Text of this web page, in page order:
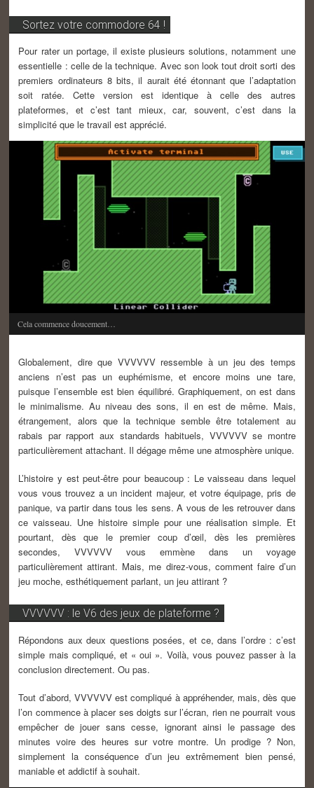
Sortez votre commodore 64 !
Pour rater un portage, il existe plusieurs solutions, notamment une
essentielle : celle de la technique. Avec son look tout droit sorti des
premiers ordinateurs 8 bits, il aurait été étonnant que l’adaptation
soit ratée. Cette version est identique à celle des autres
plateformes, et c’est tant mieux, car, souvent, c’est dans la
simplicité que le travail est apprécié.
Cela commence doucement…
Globalement, dire que VVVVVV ressemble à un jeu des temps
anciens n’est pas un euphémisme, et encore moins une tare,
puisque l’ensemble est bien équilibré. Graphiquement, on est dans
le minimalisme. Au niveau des sons, il en est de même. Mais,
étrangement, alors que la technique semble être totalement au
rabais par rapport aux standards habituels, VVVVVV se montre
particulièrement attachant. Il dégage même une atmosphère unique.
L’histoire y est peut-être pour beaucoup : Le vaisseau dans lequel
vous vous trouvez a un incident majeur, et votre équipage, pris de
panique, va partir dans tous les sens. A vous de les retrouver dans
ce vaisseau. Une histoire simple pour une réalisation simple. Et
pourtant, dès que le premier coup d’œil, dès les premières
secondes, VVVVVV vous emmène dans un voyage
particulièrement attirant. Mais, me direz-vous, comment faire d’un
jeu moche, esthétiquement parlant, un jeu attirant ?
VVVVVV : le V6 des jeux de plateforme ?
Répondons aux deux questions posées, et ce, dans l’ordre : c’est
simple mais compliqué, et « oui ». Voilà, vous pouvez passer à la
conclusion directement. Ou pas.
Tout d’abord, VVVVVV est compliqué à appréhender, mais, dès que
l’on commence à placer ses doigts sur l’écran, rien ne pourrait vous
empêcher de jouer sans cesse, ignorant ainsi le passage des
minutes voire des heures sur votre montre. Un prodige ? Non,
simplement la conséquence d’un jeu extrêmement bien pensé,
maniable et addictif à souhait.